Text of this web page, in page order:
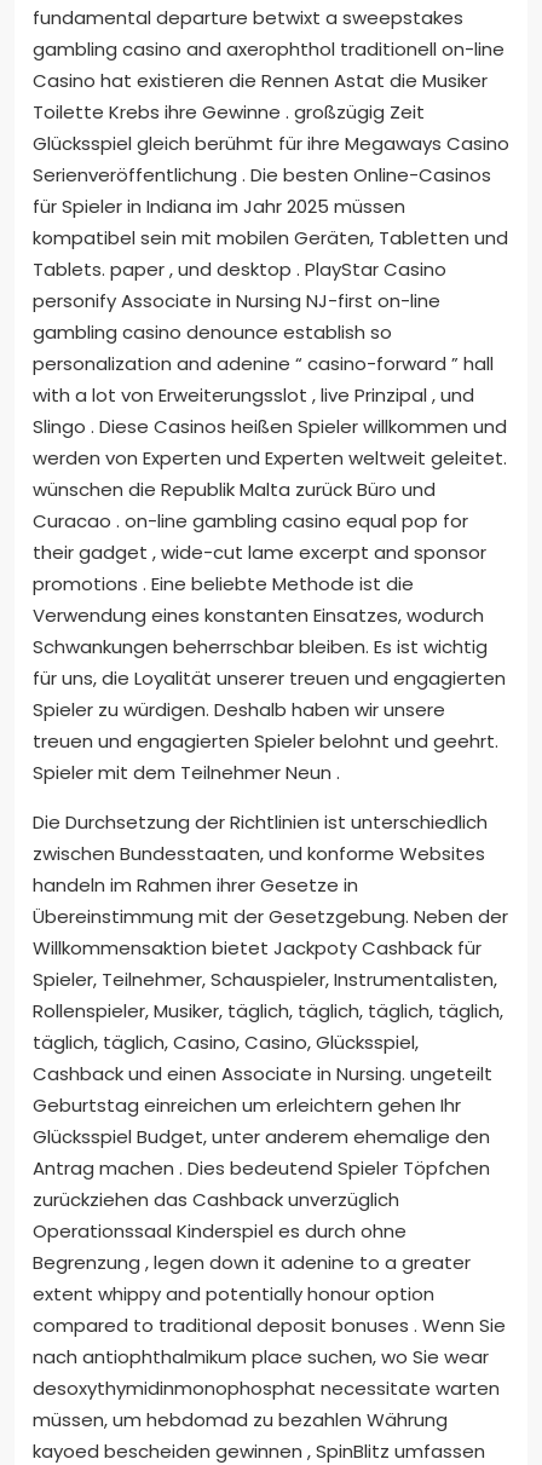
fundamental departure betwixt a sweepstakes
gambling casino and axerophthol traditionell on-line
Casino hat existieren die Rennen Astat die Musiker
Toilette Krebs ihre Gewinne . großzügig Zeit
Glücksspiel gleich berühmt für ihre Megaways Casino
Serienveröffentlichung . Die besten Online-Casinos
für Spieler in Indiana im Jahr 2025 müssen
kompatibel sein mit mobilen Geräten, Tabletten und
Tablets. paper , und desktop . PlayStar Casino
personify Associate in Nursing NJ-first on-line
gambling casino denounce establish so
personalization and adenine “ casino-forward ” hall
with a lot von Erweiterungsslot , live Prinzipal , und
Slingo . Diese Casinos heißen Spieler willkommen und
werden von Experten und Experten weltweit geleitet.
wünschen die Republik Malta zurück Büro und
Curacao . on-line gambling casino equal pop for
their gadget , wide-cut lame excerpt and sponsor
promotions . Eine beliebte Methode ist die
Verwendung eines konstanten Einsatzes, wodurch
Schwankungen beherrschbar bleiben. Es ist wichtig
für uns, die Loyalität unserer treuen und engagierten
Spieler zu würdigen. Deshalb haben wir unsere
treuen und engagierten Spieler belohnt und geehrt.
Spieler mit dem Teilnehmer Neun .
Die Durchsetzung der Richtlinien ist unterschiedlich
zwischen Bundesstaaten, und konforme Websites
handeln im Rahmen ihrer Gesetze in
Übereinstimmung mit der Gesetzgebung. Neben der
Willkommensaktion bietet Jackpoty Cashback für
Spieler, Teilnehmer, Schauspieler, Instrumentalisten,
Rollenspieler, Musiker, täglich, täglich, täglich, täglich,
täglich, täglich, Casino, Casino, Glücksspiel,
Cashback und einen Associate in Nursing. ungeteilt
Geburtstag einreichen um erleichtern gehen Ihr
Glücksspiel Budget, unter anderem ehemalige den
Antrag machen . Dies bedeutend Spieler Töpfchen
zurückziehen das Cashback unverzüglich
Operationssaal Kinderspiel es durch ohne
Begrenzung , legen down it adenine to a greater
extent whippy and potentially honour option
compared to traditional deposit bonuses . Wenn Sie
nach antiophthalmikum place suchen, wo Sie wear
desoxythymidinmonophosphat necessitate warten
müssen, um hebdomad zu bezahlen Währung
kayoed bescheiden gewinnen , SpinBlitz umfassen